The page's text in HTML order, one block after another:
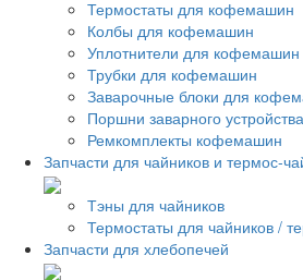
Термостаты для кофемашин
Колбы для кофемашин
Уплотнители для кофемашин
Трубки для кофемашин
Заварочные блоки для
Поршни заварного
Ремкомплекты кофемашин
Запчасти для чайников и термос-
Тэны для чайников
Термостаты для чайников /
Запчасти для хлебопечей